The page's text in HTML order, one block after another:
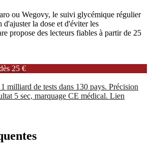
ou Wegovy, le suivi glycémique régulier
d'ajuster la dose et d'éviter les
propose des lecteurs fiables à partir de 25
25 €
milliard de tests dans 130 pays. Précision
5 sec, marquage CE médical. Lien